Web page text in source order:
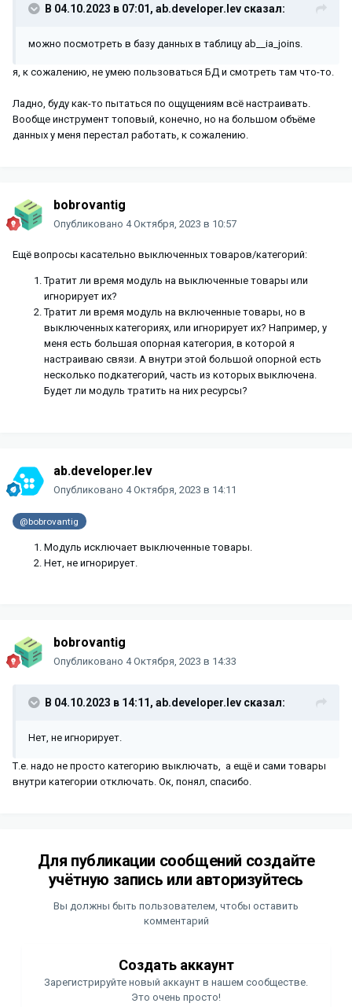
В 04.10.2023 в 07:01, ab.developer.lev сказал:
можно посмотреть в базу данных в таблицу ab__ia_joins.
я, к сожалению, не умею пользоваться БД и смотреть там что-то.
Ладно, буду как-то пытаться по ощущениям всё настраивать.
Вообще инструмент топовый, конечно, но на большом объёме
данных у меня перестал работать, к сожалению.
bobrovantig
Опубликовано 4 Октября, 2023 в 10:57
Ещё вопросы касательно выключенных товаров/категорий:
Тратит ли время модуль на выключенные товары или
игнорирует их?
Тратит ли время модуль на включенные товары, но в
выключенных категориях, или игнорирует их? Например, у
меня есть большая опорная категория, в которой я
настраиваю связи. А внутри этой большой опорной есть
несколько подкатегорий, часть из которых выключена.
Будет ли модуль тратить на них ресурсы?
ab.developer.lev
Опубликовано 4 Октября, 2023 в 14:11
@bobrovantig
Модуль исключает выключенные товары.
Нет, не игнорирует.
bobrovantig
Опубликовано 4 Октября, 2023 в 14:33
В 04.10.2023 в 14:11, ab.developer.lev сказал:
Нет, не игнорирует.
Т.е. надо не просто категорию выключать, а ещё и сами товары
внутри категории отключать. Ок, понял, спасибо.
Для публикации сообщений создайте
учётную запись или авторизуйтесь
Вы должны быть пользователем, чтобы оставить
комментарий
Создать аккаунт
Зарегистрируйте новый аккаунт в нашем сообществе.
Это очень просто!